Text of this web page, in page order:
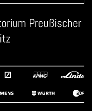
Preußischer